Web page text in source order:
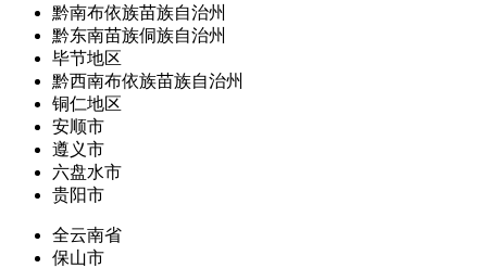
黔南布依族苗族自治州
黔东南苗族侗族自治州
毕节地区
黔西南布依族苗族自治州
铜仁地区
安顺市
遵义市
六盘水市
贵阳市
全云南省
保山市